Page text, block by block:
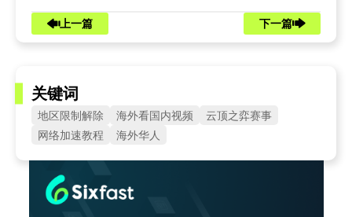
上一篇 下一篇
关键词
地区限制解除 海外看国内视频
云顶之弈赛事
网络加速教程
海外华人